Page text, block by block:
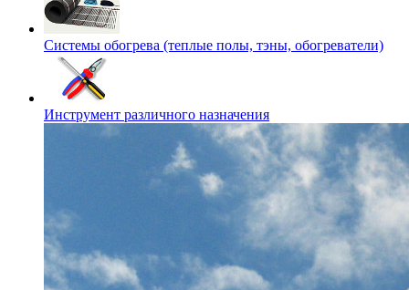
Системы обогрева (теплые полы, тэны, обогреватели)
Инструмент различного назначения